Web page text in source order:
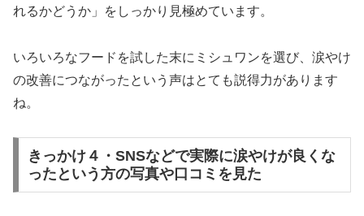
れるかどうか」をしっかり見極めています。
いろいろなフードを試した末にミシュワンを選び、涙やけ
の改善につながったという声はとても説得力があります
ね。
きっかけ４・SNSなどで実際に涙やけが良くな
ったという方の写真や口コミを見た